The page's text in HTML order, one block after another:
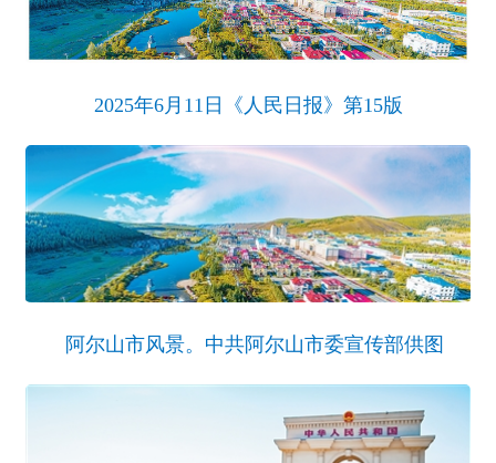
2025年6月11日《人民日报》第15版
阿尔山市风景。中共阿尔山市委宣传部供图